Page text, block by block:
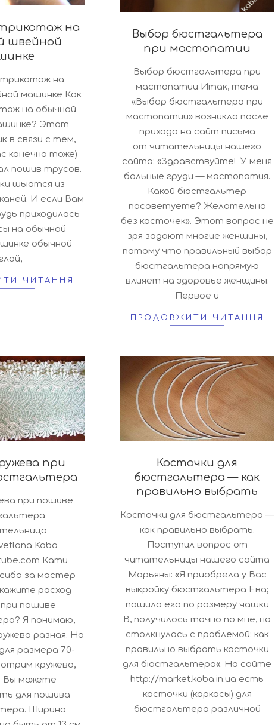
на
швейной
на
машинке Как
на обычной
Этот
в связи с тем,
конечно тоже)
пошив трусов.
шьются из
И если Вам
приходилось
на обычной
обычной
ЧИТАННЯ
Выбор бюстгальтера
при мастопатии
Выбор бюстгальтера при
мастопатии Итак, тема
«Выбор бюстгальтера при
мастопатии» возникла после
прихода на сайт письма
от читательницы нашего
сайта: «Здравствуйте! У меня
больные груди — мастопатия.
Какой бюстгальтер
посоветуете? Желательно
без косточек». Этот вопрос не
зря задают многие женщины,
потому что правильный выбор
бюстгальтера напрямую
влияет на здоровье женщины.
Первое и
ПРОДОВЖИТИ ЧИТАННЯ
при
при пошиве
Koba
Кати
за мастер
расход
пошиве
Я понимаю,
разная. Но
размера 70-
кружево,
Вы можете
для пошива
Ширина
Косточки для
бюстгальтера — как
правильно выбрать
07-
Косточки для бюстгальтера —
как правильно выбрать.
Поступил вопрос от
читательницы нашего сайта
Марьяны: «Я приобрела у Вас
выкройку бюстгальтера Ева;
пошила его по размеру чашки
В, получилось точно по мне, но
столкнулась с проблемой: как
правильно выбрать косточки
для бюстгальтера«. На сайте
http://market.koba.in.ua есть
косточки (каркасы) для
бюстгальтера различной